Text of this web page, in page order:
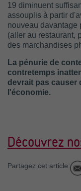
19 diminuent
assouplis à partir
nouveau davantage
(aller au restaurant,
des marchandises
La pénurie de
contretemps
devrait pas causer
l'économie.
Découvrez
Partagez cet article: